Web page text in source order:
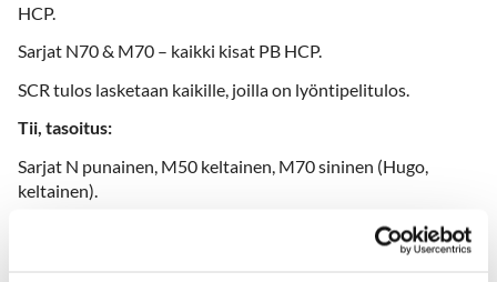
HCP.
Sarjat N70 & M70 – kaikki kisat PB HCP.
SCR tulos lasketaan kaikille, joilla on lyöntipelitulos.
Tii, tasoitus:
Sarjat N punainen, M50 keltainen, M70 sininen (Hugo,
keltainen).